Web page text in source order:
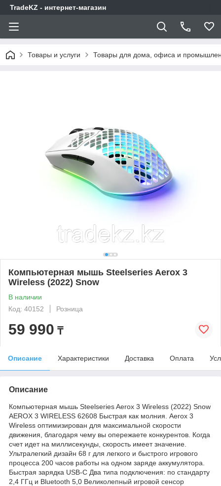
TradeKZ - интернет-магазин
Товары и услуги Товары для дома, офиса и
Компьютерная мышь Steelseries Aerox 3
Wireless (2022) Snow
В наличии
Код: 40152
Розница
59 990 ₸
Описание Характеристики Доставка Оплата
Описание
Компьютерная мышь Steelseries Aerox 3 Wireless (2022) Snow
AEROX 3 WIRELESS 62608 Быстрая как молния. Aerox 3
Wireless оптимизирован для максимальной скорости
движения, благодаря чему вы опережаете конкурентов. Когда
счет идет на миллисекунды, скорость имеет значение.
Ультралегкий дизайн 68 г для легкого и быстрого игрового
процесса 200 часов работы на одном заряде аккумулятора.
Быстрая зарядка USB-C Два типа подключения: по стандарту
2,4 ГГц и Bluetooth 5,0 Великолепный игровой сенсор